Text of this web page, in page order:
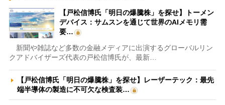
【戸松信博氏「明日の爆騰株」を探せ】トーメン
デバイス：サムスンを通じて世界のAIメモリ需
要…
新聞や雑誌など多数の金融メディアに出演するグローバルリン
クアドバイザーズ代表の戸松信博氏が、最新…
【戸松信博氏「明日の爆騰株」を探せ】レーザーテック：最先
端半導体の製造に不可欠な検査装…